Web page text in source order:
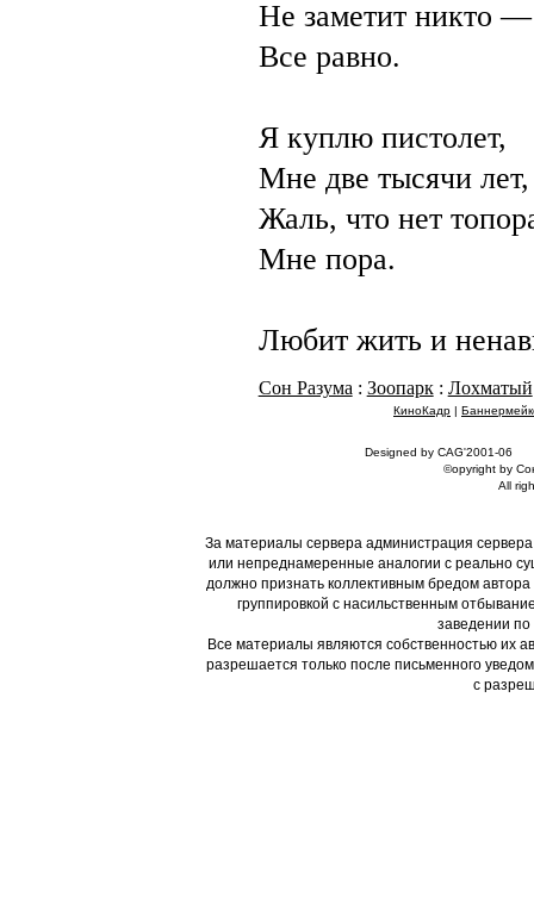
Не заметит никто —
Все равно.
Я куплю пистолет,
Мне две тысячи лет,
Жаль, что нет
Мне пора.
Любит жить и
Сон Разума : Зоопарк: Лохматый
КиноКадр |
Designed by CAG'2001-06
©opyright by
All
За материалы сервера администрация
или непреднамеренные аналогии с реально
должно признать коллективным бредом автора
группировкой с насильственным
заведении по
Все материалы являются собственностью их
разрешается только после письменного
с